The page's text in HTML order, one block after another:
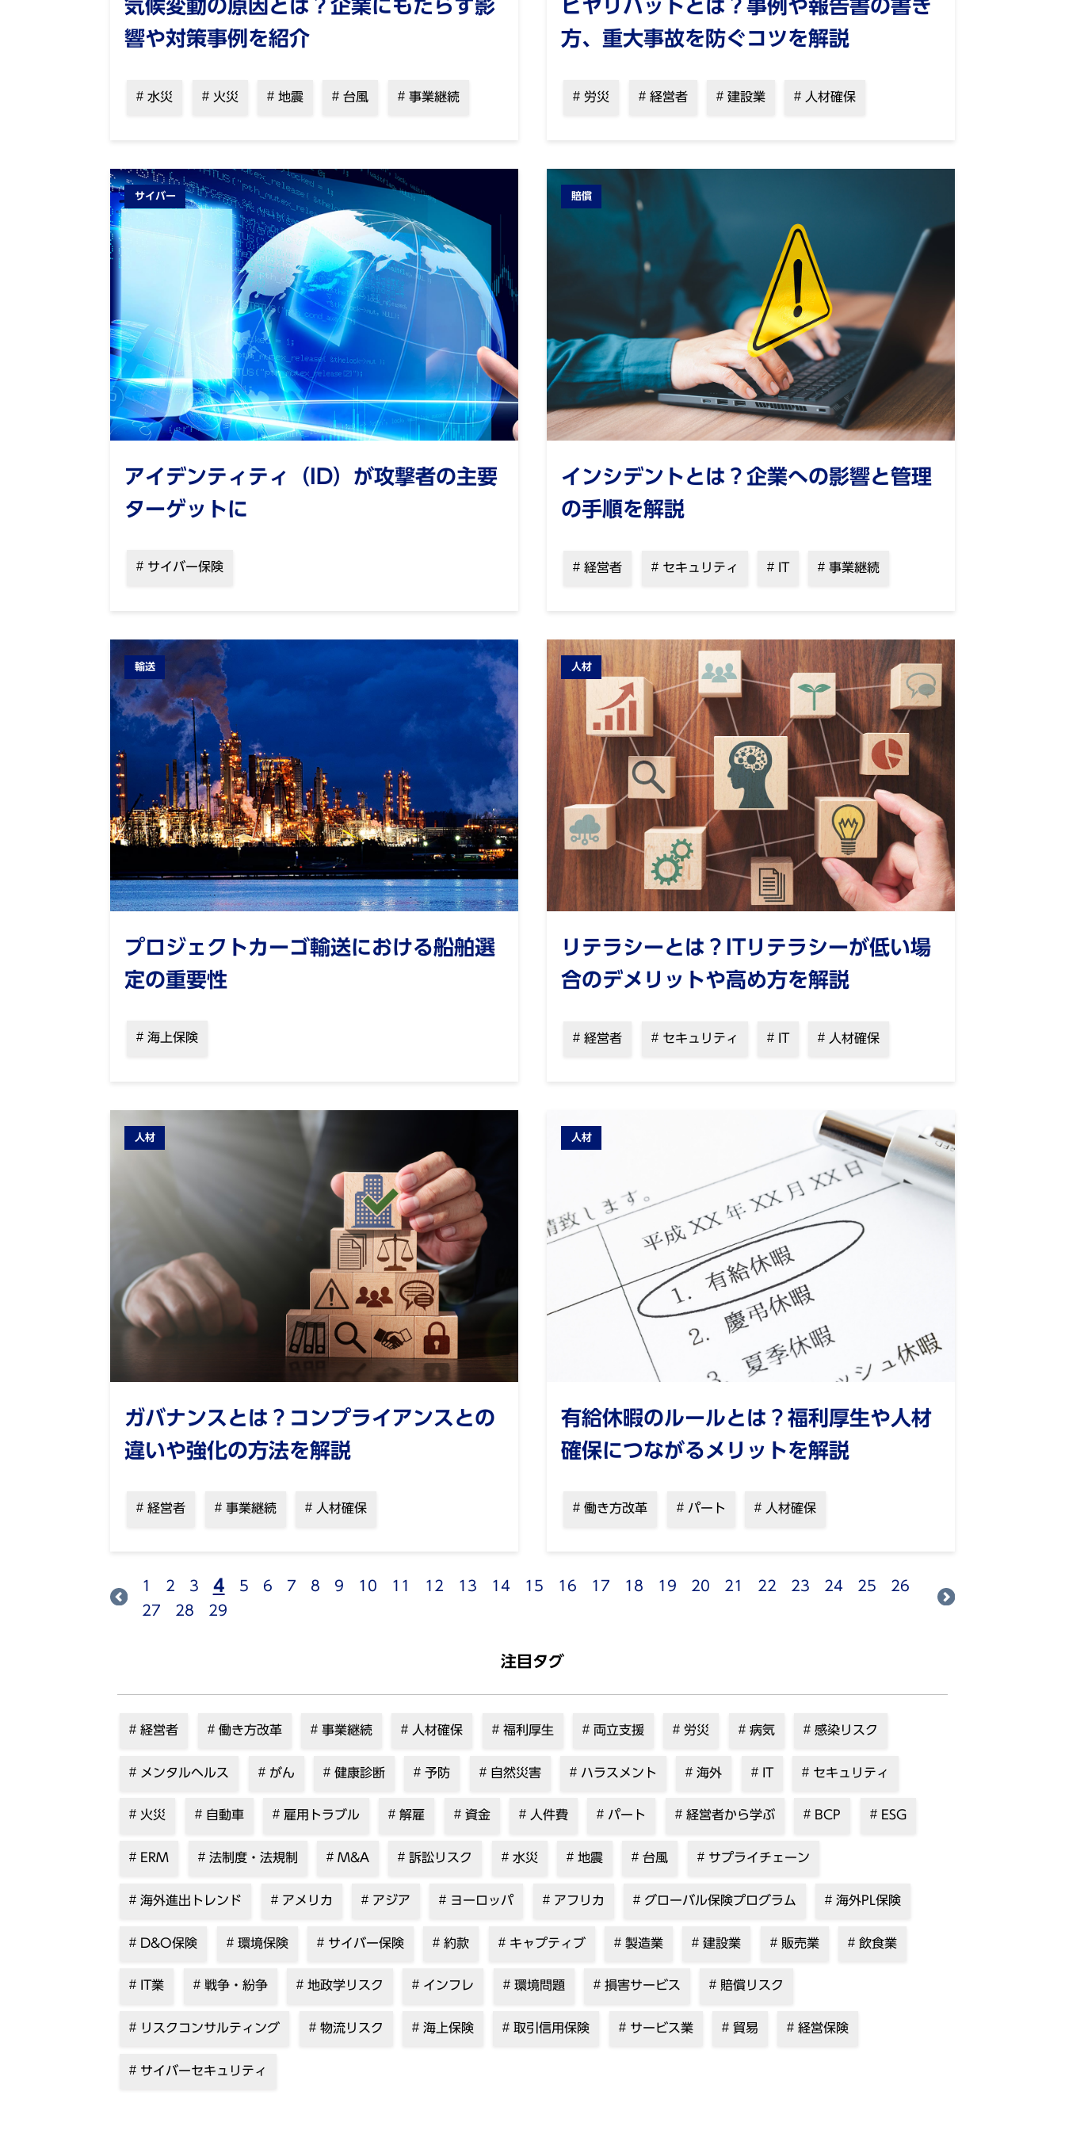
気候変動の原因とは？企業にもたらす影
響や対策事例を紹介
水災 火災 地震 台風 事業継続
ヒヤリハットとは？事例や報告書の書き
方、重大事故を防ぐコツを解説
労災 経営者 建設業 人材確保
サイバー
アイデンティティ（ID）が攻撃者の主要
ターゲットに
サイバー保険
賠償
インシデントとは？企業への影響と管理
の手順を解説
経営者 セキュリティ IT 事業継続
輸送
プロジェクトカーゴ輸送における船舶選
定の重要性
海上保険
人材
リテラシーとは？ITリテラシーが低い場
合のデメリットや高め方を解説
経営者 セキュリティ IT 人材確保
人材
ガバナンスとは？コンプライアンスとの
違いや強化の方法を解説
経営者 事業継続 人材確保
人材
有給休暇のルールとは？福利厚生や人材
確保につながるメリットを解説
働き方改革 パート 人材確保
1 2 3 4 5 6 7 8 9 10 11 12 13 14 15 16 17 18 19 20 21 22 23 24 25
26
27
28 29
注目タグ
経営者 働き方改革 事業継続 人材確保 福利厚生 両立支援 労災 病気 感染リスク
メンタルヘルス がん 健康診断 予防 自然災害 ハラスメント 海外 IT セキュリティ
火災 自動車 雇用トラブル 解雇 資金 人件費 パート 経営者から学ぶ BCP ESG
ERM 法制度・法規制 M&A 訴訟リスク 水災 地震 台風 サプライチェーン
海外進出トレンド アメリカ アジア ヨーロッパ アフリカ グローバル保険プログラム 海外PL保険
D&O保険 環境保険 サイバー保険 約款 キャプティブ 製造業 建設業 販売業 飲食業
IT業 戦争・紛争 地政学リスク インフレ 環境問題 損害サービス 賠償リスク
リスクコンサルティング 物流リスク 海上保険 取引信用保険 サービス業 貿易 経営保険
サイバーセキュリティ